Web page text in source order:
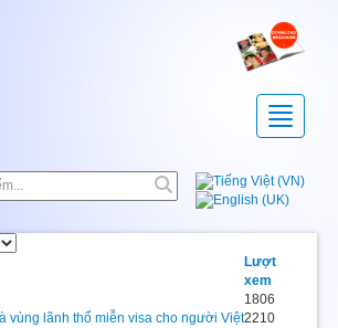
Toggle
Lượt
xem
1806
vùng lãnh thổ miễn visa cho người Việt2210